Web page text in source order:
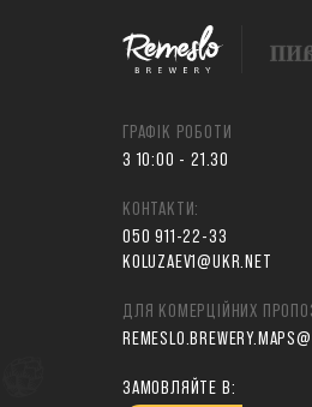
ГРАФІК РОБОТИ
З 10:00 - 21.30
КОНТАКТИ:
050 911-22-33
KOLUZAEV1@UKR.NET
ДЛЯ КОМЕРЦІЙНИХ
ЗАМОВЛЯЙТЕ В: